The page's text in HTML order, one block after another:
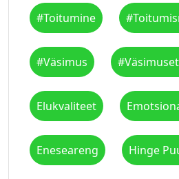
#toitumine
#väsimus
Elukvaliteet
Eneseareng Hinge